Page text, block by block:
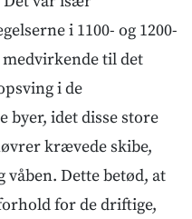
i 1100- og 1200-
til det
i de
byer, idet disse store
krævede skibe,
Dette betød, at
for de driftige,